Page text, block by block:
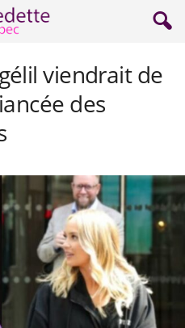
viendrait de
des